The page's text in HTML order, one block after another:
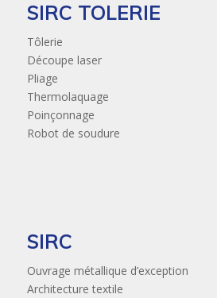
SIRC TOLERIE
Tôlerie
Découpe laser
Pliage
Thermolaquage
Poinçonnage
Robot de soudure
SIRC
Ouvrage métallique d’exception
Architecture textile